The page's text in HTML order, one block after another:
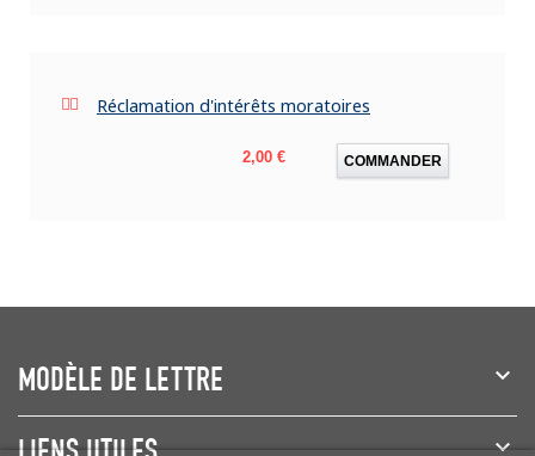
Réclamation d'intérêts moratoires
Prix
2,00 € COMMANDER
MODÈLE DE LETTRE